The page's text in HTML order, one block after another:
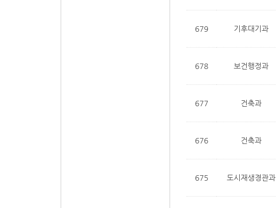
679 기후대기과
678 보건행정과
677 건축과
676 건축과
675 도시재생경관과